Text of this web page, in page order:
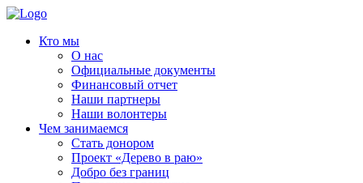
Кто мы
О нас
Официальные документы
Финансовый отчет
Наши партнеры
Наши волонтеры
Чем занимаемся
Стать донором
Проект «Дерево в раю»
Добро без границ